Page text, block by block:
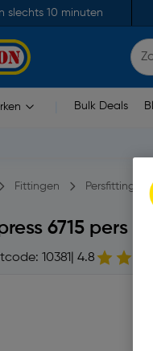
slechts 10 minuten
Bulk Deals
Fittingen Persfittingen
6715 pers
10381 | 4.8